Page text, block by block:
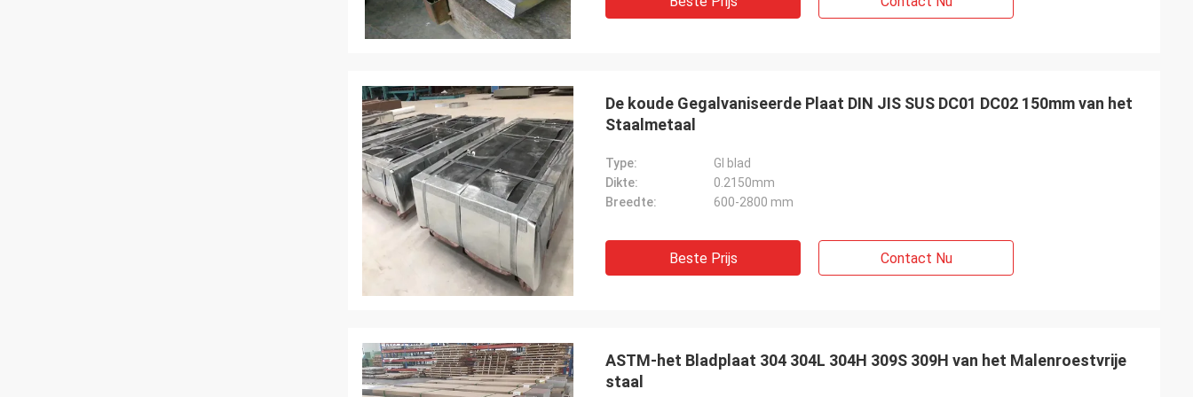
De koude Gegalvaniseerde Plaat DIN JIS SUS DC01 DC02 150mm van het
Staalmetaal
Type:
GI blad
Dikte:
0.2150mm
Breedte:
600-2800 mm
Beste Prijs Contact Nu
ASTM-het Bladplaat 304 304L 304H 309S 309H van het Malenroestvrije
staal